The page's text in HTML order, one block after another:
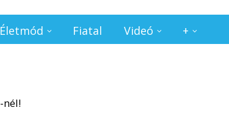
Életmód Fiatal Videó +